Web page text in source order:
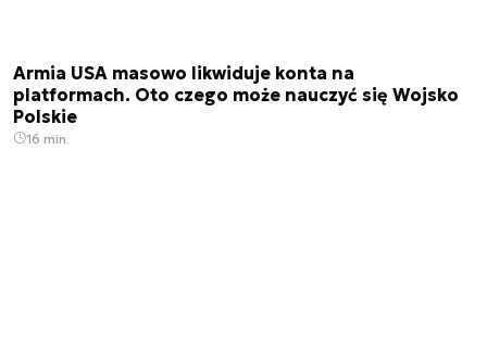
Armia USA masowo likwiduje konta na
platformach. Oto czego może nauczyć się Wojsko
Polskie
16 min.